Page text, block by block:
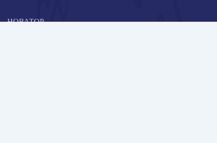
НОВАТОР